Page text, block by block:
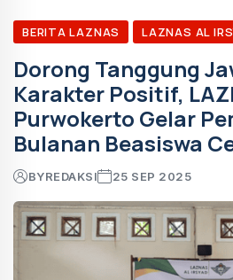
BERITA LAZNAS LAZNAS AL
Dorong Tanggung
Karakter Positif,
Purwokerto Gelar
Bulanan Beasiswa
BYREDAKSI 25 SEP 2025